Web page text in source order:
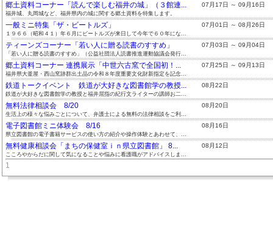
郷土資料コーナー「読んで楽しむ福井の城」（３館連... 07月17日 ～ 09月16日
福井城、丸岡城など、福井県内の城に関する郷土資料を特集します。
一般ミニ特集「ザ・ビートルズ」 07月01日 ～ 08月26日
１９６６（昭和４１）年６月にビートルズが来日して今年で６０年にな...
ティーンズコーナー「若い人に贈る読書のすすめ」 07月03日 ～ 09月04日
「若い人に贈る読書のすすめ」（公益社団法人読書推進運動協議会発行...
郷土資料コーナー 連携展示「中世六古窯で全国初！... 07月25日 ～ 09月13日
福井県大釜屋・西山窯跡群出土品の令和８年度重要文化財新指定を記念...
鉄道トークイベント 鉄道が大好きな図書館学の教授... 08月22日
鉄道が大好きな図書館学の教授と福井屈指の紀行文ライターの講師お二...
無料法律相談会 8/20 08月20日
生活上の様々な悩みごとについて、弁護士による無料の法律相談をご利...
電子図書館ミニ体験会 8/16 08月16日
県立図書館の電子書籍サービスの使い方の紹介や操作体験とあわせて、...
無料健康相談会「まちの保健室ｉｎ県立図書館」 8... 08月12日
こころやからだに関して気になることや悩みに看護職がアドバイスしま...
1